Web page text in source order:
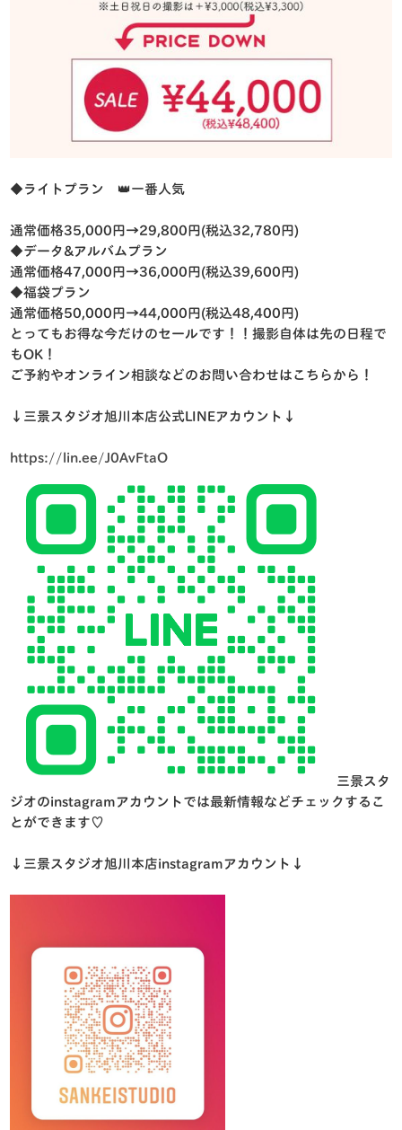
◆ライトプラン 👑一番人気
通常価格35,000円→29,800円(税込32,780円)
◆データ&アルバムプラン
通常価格47,000円→36,000円(税込39,600円)
◆福袋プラン
通常価格50,000円→44,000円(税込48,400円)
とってもお得な今だけのセールです！！撮影自体は先の日程で
もOK！
ご予約やオンライン相談などのお問い合わせはこちらから！
↓三景スタジオ旭川本店公式LINEアカウント↓
https://lin.ee/J0AvFtaO
三景スタ
ジオのinstagramアカウントでは最新情報などチェックするこ
とができます♡
↓三景スタジオ旭川本店instagramアカウント↓